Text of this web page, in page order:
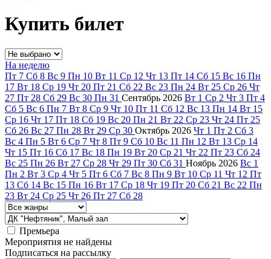
Купить билет
На неделю
Пт 7 Сб 8 Вс 9 Пн 10 Вт 11 Ср 12 Чт 13 Пт 14 Сб 15 Вс 16 Пн
17 Вт 18 Ср 19 Чт 20 Пт 21 Сб 22 Вс 23 Пн 24 Вт 25 Ср 26 Чт
27 Пт 28 Сб 29 Вс 30 Пн 31 Сентябрь 2026 Вт 1 Ср 2 Чт 3 Пт 4
Сб 5 Вс 6 Пн 7 Вт 8 Ср 9 Чт 10 Пт 11 Сб 12 Вс 13 Пн 14 Вт 15
Ср 16 Чт 17 Пт 18 Сб 19 Вс 20 Пн 21 Вт 22 Ср 23 Чт 24 Пт 25
Сб 26 Вс 27 Пн 28 Вт 29 Ср 30 Октябрь 2026 Чт 1 Пт 2 Сб 3
Вс 4 Пн 5 Вт 6 Ср 7 Чт 8 Пт 9 Сб 10 Вс 11 Пн 12 Вт 13 Ср 14
Чт 15 Пт 16 Сб 17 Вс 18 Пн 19 Вт 20 Ср 21 Чт 22 Пт 23 Сб 24
Вс 25 Пн 26 Вт 27 Ср 28 Чт 29 Пт 30 Сб 31 Ноябрь 2026 Вс 1
Пн 2 Вт 3 Ср 4 Чт 5 Пт 6 Сб 7 Вс 8 Пн 9 Вт 10 Ср 11 Чт 12 Пт
13 Сб 14 Вс 15 Пн 16 Вт 17 Ср 18 Чт 19 Пт 20 Сб 21 Вс 22 Пн
23 Вт 24 Ср 25 Чт 26 Пт 27 Сб 28
Премьера
Мероприятия не найдены
Подписаться на рассылку